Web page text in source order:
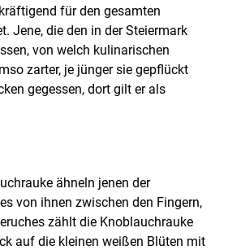
für den gesamten
Jene, die den in der Steiermark
von welch kulinarischen
zarter, je jünger sie gepflückt
gegessen, dort gilt er als
ähneln jenen der
von ihnen zwischen den Fingern,
zählt die Knoblauchrauke
auf die kleinen weißen Blüten mit